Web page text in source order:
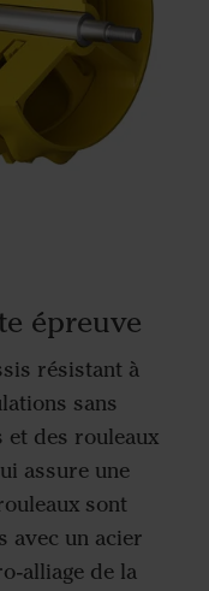
épreuve
résistant à
sans
et des rouleaux
assure une
sont
avec un acier
alliage de la